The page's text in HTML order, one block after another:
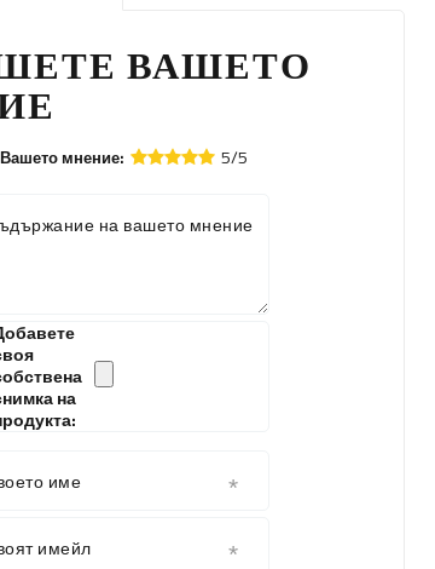
ВАШЕТО
Вашето мнение: 5/5
на вашето мнение
на
име
имейл